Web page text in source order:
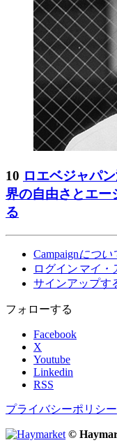
10 ロエベジャパ
界の自由さとエー
る
Campaignについ
ログイン マイ・
サインアップす
フォローする
Facebook
X
Youtube
Linkedin
RSS
プライバシーポリシー
©